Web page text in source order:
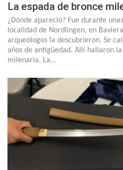
La espada de bronce
¿Dónde apareció? Fue durante
localidad de Nordlingen, en
arqueólogos la descubrieron. Se
años de antigüedad. Allí hallaron
milenaria. La…